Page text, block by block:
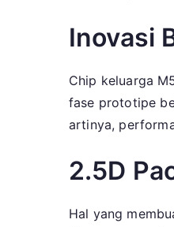
Inovasi
Chip keluarga
fase prototipe
artinya,
2.5D
Hal yang